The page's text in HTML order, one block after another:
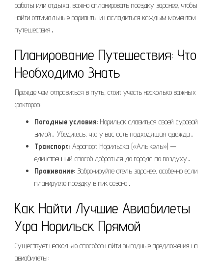
работы или отдыха, важно спланировать поездку заранее, чтобы
найти оптимальные варианты и насладиться каждым моментом
путешествия․
Планирование Путешествия: Что
Необходимо Знать
Прежде чем отправиться в путь, стоит учесть несколько важных
факторов:
Погодные условия: Норильск славиться своей суровой
зимой․ Убедитесь, что у вас есть подходящая одежда․
Транспорт: Аэропорт Норильска («Алыкель») ─
единственный способ добраться до города по воздуху․
Проживание: Забронируйте отель заранее, особенно если
планируете поездку в пик сезона․
Как Найти Лучшие Авиабилеты
Уфа Норильск Прямой
Существует несколько способов найти выгодные предложения на
авиабилеты: